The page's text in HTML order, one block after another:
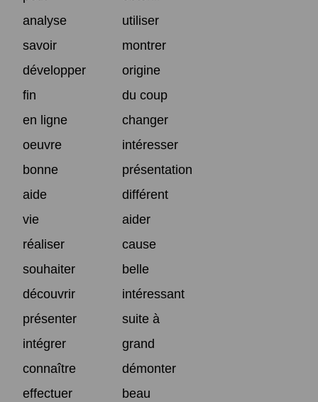
analyse
utiliser
savoir
montrer
développer
origine
fin
du coup
en ligne
changer
oeuvre
intéresser
bonne
présentation
aide
différent
vie
aider
réaliser
cause
souhaiter
belle
découvrir
intéressant
présenter
suite à
intégrer
grand
connaître
démonter
effectuer
beau